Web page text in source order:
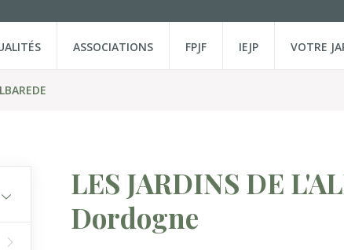
ASSOCIATIONS FPJF IEJP VOTRE
LES JARDINS DE
Dordogne